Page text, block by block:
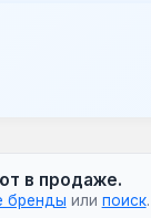
в продаже.
бренды или поиск.